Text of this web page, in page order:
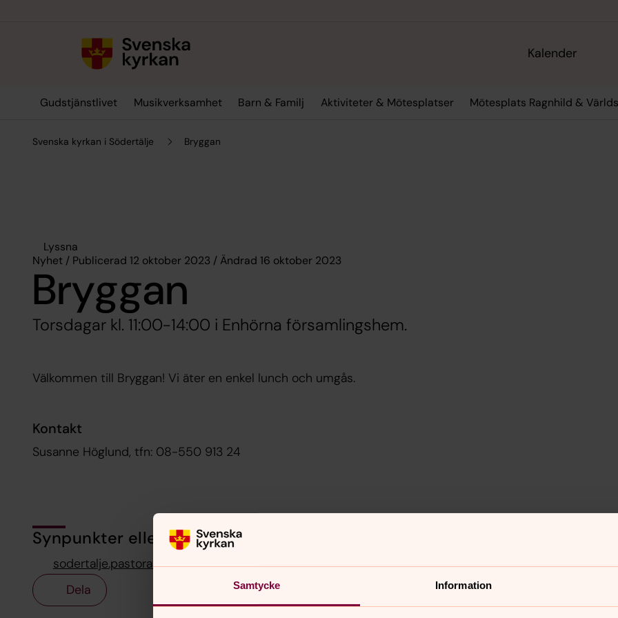
Samtycke Information
Kalender
Gudstjänstlivet Musikverksamhet Barn & Familj Aktiviteter & Mötesplatser Mötesplats Ragnhild &
Svenska kyrkan i Södertälje Bryggan
Lyssna
Nyhet / Publicerad 12 oktober 2023 / Ändrad 16 oktober 2023
Bryggan
Torsdagar kl. 11:00-14:00 i Enhörna församlingshem.
Välkommen till Bryggan! Vi äter en enkel lunch och umgås.
Kontakt
Susanne Höglund, tfn: 08-550 913 24
Synpunkter eller frågor på sidans innehåll?
sodertalje.pastorat@svenskakyrkan.se
Dela